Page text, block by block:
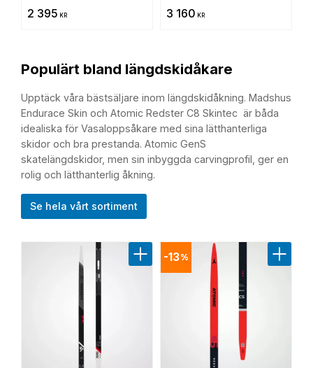
2 395 KR 3 160 KR
Populärt bland längdskidåkare
Upptäck våra bästsäljare inom längdskidåkning. Madshus
Endurace Skin och Atomic Redster C8 Skintec är båda
idealiska för Vasaloppsåkare med sina lätthanterliga
skidor och bra prestanda. Atomic GenS
skatelängdskidor, men sin inbyggda carvingprofil, ger en
rolig och lätthanterlig åkning.
Se hela vårt sortiment
Lägg till i favoriter
13% Lägg